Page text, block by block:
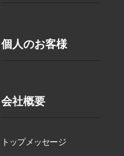
個人のお客様
会社概要
トップメッセージ